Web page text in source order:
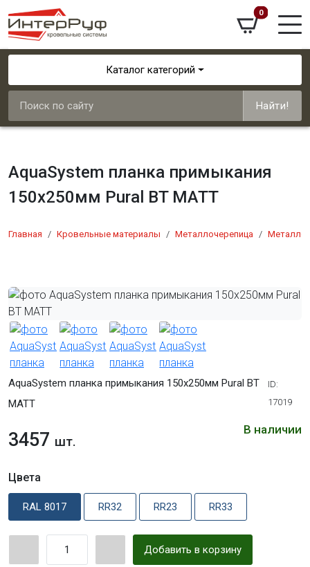
0
Каталог категорий
Найти!
AquaSystem планка примыкания
150х250мм Pural BT МАТТ
Главная Кровельные материалы Металлочерепица
AquaSystem планка примыкания 150х250мм Pural BT
МАТТ
ID:
17019
В наличии
3457 шт.
Цвета
RAL 8017 RR32 RR23 RR33
Добавить в корзину